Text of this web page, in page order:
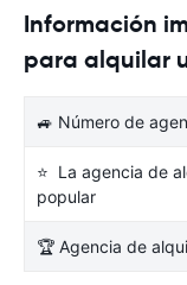
Información
para alquilar
🚙 Número de
⭐ La agencia de
popular
🏆 Agencia de